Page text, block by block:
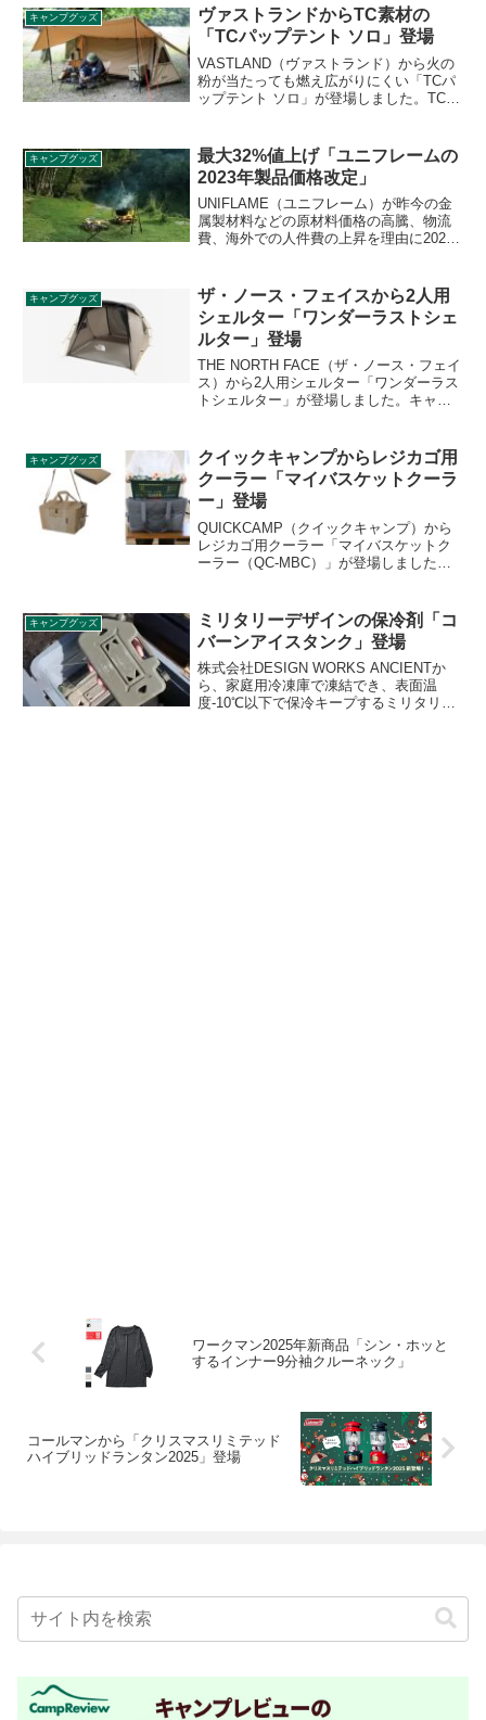
クリップの裏面にある吊り下げリングに
カラビナやロープを使い吊り下げて使う
ことができます。詳細をレビューしま
す。
キャンプグッズ
ヴァストランドからTC素材の
「TCパップテント ソロ」登場
VASTLAND（ヴァストランド）から火の
粉が当たっても燃え広がりにくい「TCパ
ップテント ソロ」が登場しました。TC混
しむことができます。詳細をレビューし
ます。
キャンプグッズ
最大32%値上げ「ユニフレームの
2023年製品価格改定」
UNIFLAME（ユニフレーム）が昨今の金
属製材料などの原材料価格の高騰、物流
費、海外での人件費の上昇を理由に2023
れており、新価格は2023年2月1日より適
用されます。詳細をレビューします。
キャンプグッズ
ザ・ノース・フェイスから2人用
シェルター「ワンダーラストシェ
ルター」登場
THE NORTH FACE（ザ・ノース・フェイ
ス）から2人用シェルター「ワンダーラス
トシェルター」が登場しました。キャン
サイドのメッシュウィンドウで開放的な
空間にデザインされています。詳細をレ
ビューします。
キャンプグッズ
クイックキャンプからレジカゴ用
クーラー「マイバスケットクーラ
ー」登場
QUICKCAMP（クイックキャンプ）から
レジカゴ用クーラー「マイバスケットク
ーラー（QC-MBC）」が登場しました。
素材でしっかり保冷できます。保冷剤が
入るメッシュポケットも搭載されていま
す。詳細をレビューします。
キャンプグッズ
ミリタリーデザインの保冷剤「コ
バーンアイスタンク」登場
株式会社DESIGN WORKS ANCIENTか
ら、家庭用冷凍庫で凍結でき、表面温
度-10℃以下で保冷キープするミリタリー
ワークマン2025年新商品「シン・ホッと
するインナー9分袖クルーネック」
コールマンから「クリスマスリミテッド
ハイブリッドランタン2025」登場